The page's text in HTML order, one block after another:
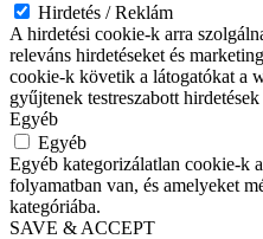
Hirdetés / Reklám
A hirdetési cookie-k arra
releváns hirdetéseket és
cookie-k követik a látogatókat a
gyűjtenek testreszabott
Egyéb
Egyéb
Egyéb kategorizálatlan cookie-k
folyamatban van, és amelyeket
kategóriába.
SAVE & ACCEPT